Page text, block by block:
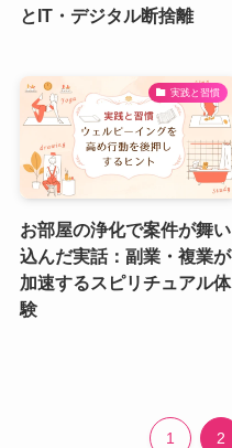
とIT・デジタル断捨離
実践と習慣
お部屋の浄化で案件が舞い
込んだ実話：副業・複業が
加速するスピリチュアル体
験
1 2